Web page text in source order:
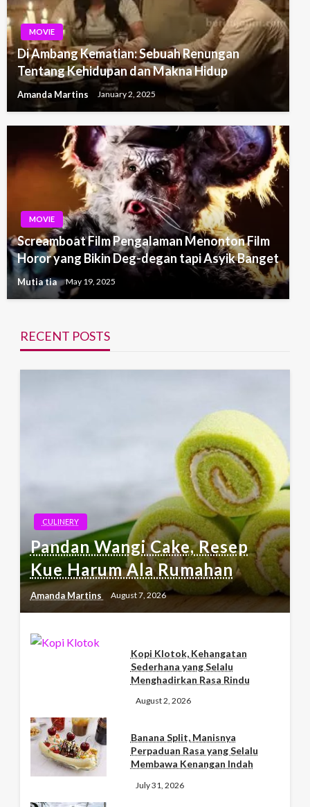
MOVIE
Di Ambang Kematian: Sebuah Renungan
Tentang Kehidupan dan Makna Hidup
Amanda Martins January 2, 2025
MOVIE
Screamboat Film Pengalaman Menonton Film
Horor yang Bikin Deg-degan tapi Asyik Banget
Mutia tia May 19, 2025
RECENT POSTS
CULINERY
Pandan Wangi Cake, Resep
Kue Harum Ala Rumahan
Amanda Martins August 7, 2026
Kopi Klotok, Kehangatan
Sederhana yang Selalu
Menghadirkan Rasa Rindu
August 2, 2026
Banana Split, Manisnya
Perpaduan Rasa yang Selalu
Membawa Kenangan Indah
July 31, 2026